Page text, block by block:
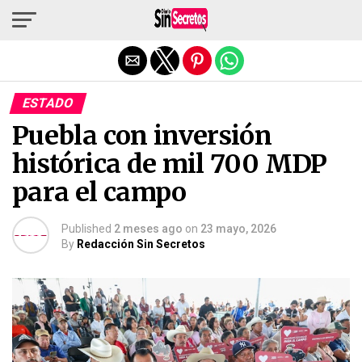
ESTADO
Puebla con inversión
histórica de mil 700 MDP
para el campo
Published 2 meses ago on 23 mayo, 2026
By Redacción Sin Secretos
Salir de la versión móvil